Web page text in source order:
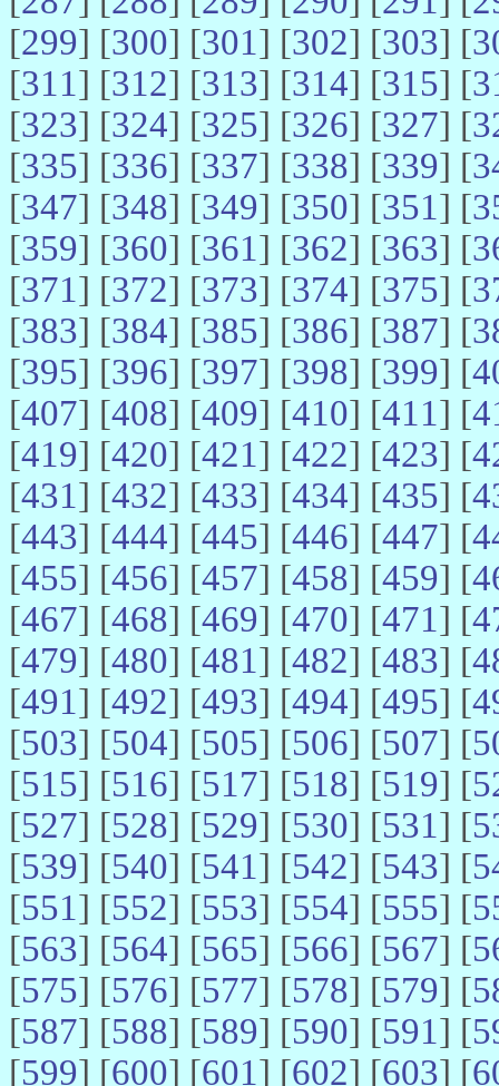
[299] [300] [301] [302] [303] [
[311] [312] [313] [314] [315] [
[323] [324] [325] [326] [327] [
[335] [336] [337] [338] [339] [
[347] [348] [349] [350] [351] [
[359] [360] [361] [362] [363] [
[371] [372] [373] [374] [375] [
[383] [384] [385] [386] [387] [
[395] [396] [397] [398] [399] [
[407] [408] [409] [410] [411] [
[419] [420] [421] [422] [423] [
[431] [432] [433] [434] [435] [
[443] [444] [445] [446] [447] [
[455] [456] [457] [458] [459] [
[467] [468] [469] [470] [471] [
[479] [480] [481] [482] [483] [
[491] [492] [493] [494] [495] [
[503] [504] [505] [506] [507] [
[515] [516] [517] [518] [519] [
[527] [528] [529] [530] [531] [
[539] [540] [541] [542] [543] [
[551] [552] [553] [554] [555] [
[563] [564] [565] [566] [567] [
[575] [576] [577] [578] [579] [
[587] [588] [589] [590] [591] [
[599] [600] [601] [602] [603] [